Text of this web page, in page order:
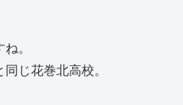
。
じ花巻北高校。